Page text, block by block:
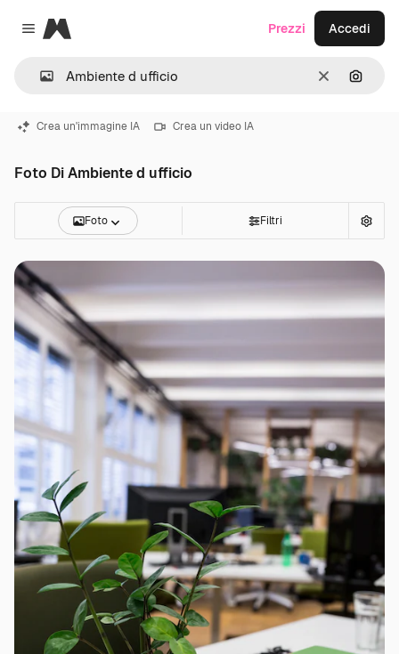
Close menu
Magnific
CancellaCerca
Prezzi Accedi
Crea un'immagine IA Crea un video IA
Foto Di Ambiente d ufficio
Foto Filtri